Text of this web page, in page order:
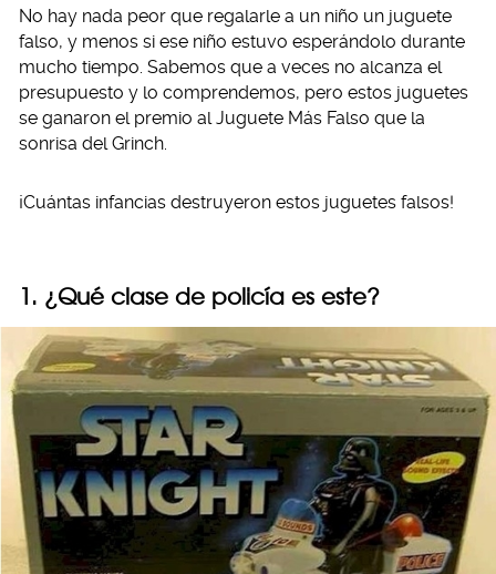
No hay nada peor que regalarle a un niño un juguete
falso, y menos si ese niño estuvo esperándolo durante
mucho tiempo. Sabemos que a veces no alcanza el
presupuesto y lo comprendemos, pero estos juguetes
se ganaron el premio al Juguete Más Falso que la
sonrisa del Grinch.
¡Cuántas infancias destruyeron estos juguetes falsos!
1. ¿Qué clase de policía es este?